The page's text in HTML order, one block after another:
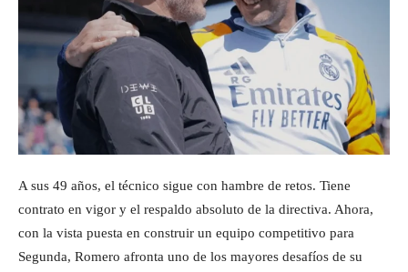
A sus 49 años, el técnico sigue con hambre de retos. Tiene
contrato en vigor y el respaldo absoluto de la directiva. Ahora,
con la vista puesta en construir un equipo competitivo para
Segunda, Romero afronta uno de los mayores desafíos de su